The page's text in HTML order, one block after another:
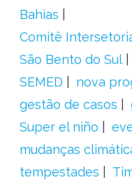
Bahias
Comitê
São Bento do Sul
SEMED
nova
gestão de casos
Super el niño
mudanças
tempestades